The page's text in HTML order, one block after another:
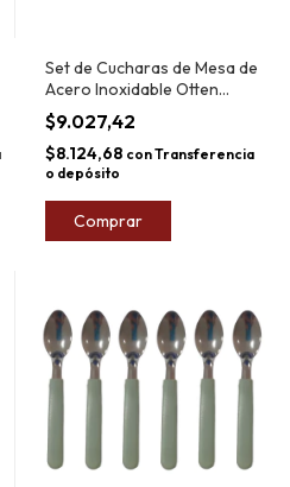
Set de Cucharas de Mesa de
Acero Inoxidable Otten
Mariam x6
$9.027,42
$8.124,68 conTransferencia
o depósito
Comprar